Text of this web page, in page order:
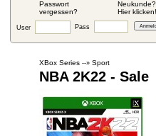
Passwort
vergessen?
Neukunde?
Hier klicken!
User Pass
XBox Series --» Sport
NBA 2K22 - Sale